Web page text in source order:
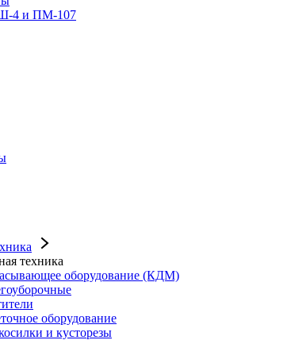
4 и ПМ-107
техника
оборудование (КДМ)
оборудование
и кусторезы